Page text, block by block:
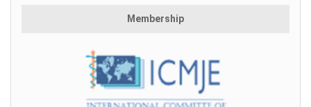
Membership